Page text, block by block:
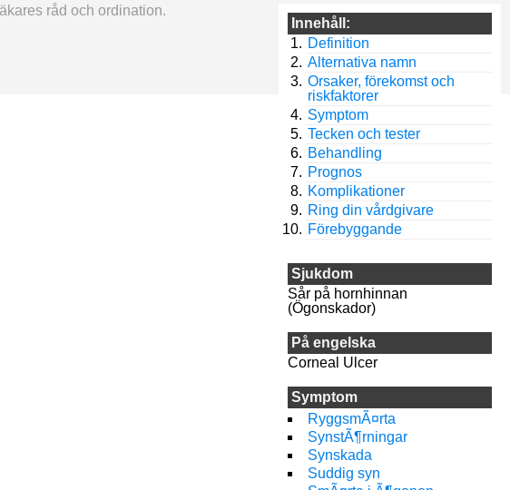
Innehåll:
Definition
Alternativa namn
Orsaker, förekomst och
riskfaktorer
Symptom
Tecken och tester
Behandling
Prognos
Komplikationer
Ring din vårdgivare
Förebyggande
Sjukdom
Sår på hornhinnan
(Ögonskador)
På engelska
Corneal Ulcer
Symptom
RyggsmÃ¤rta
SynstÃ¶rningar
Synskada
Suddig syn
råd och ordination.